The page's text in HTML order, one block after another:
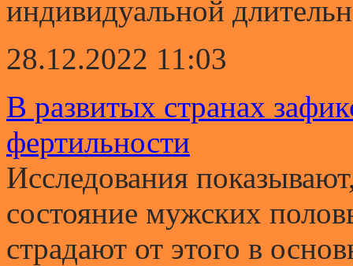
индивидуальной
28.12.2022 11:03
В развитых странах
фертильности
Исследования
состояние мужских
страдают от этого в